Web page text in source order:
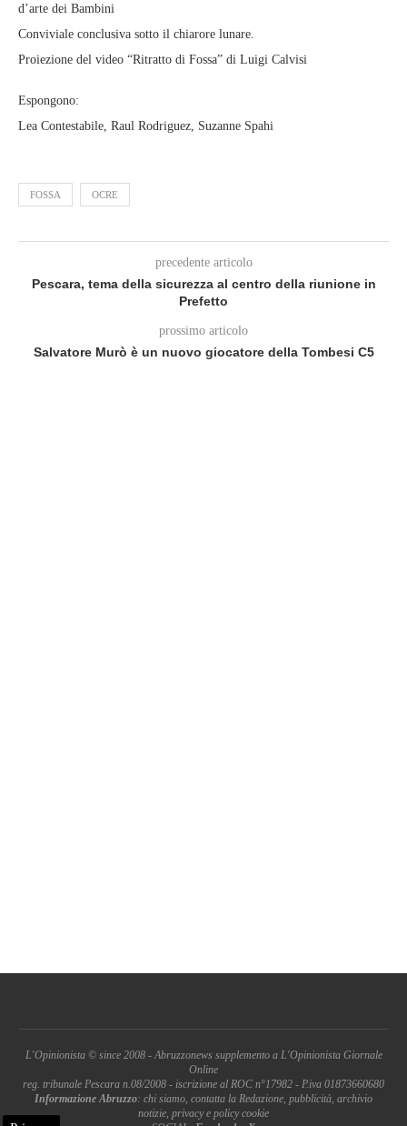
d’arte dei Bambini
Conviviale conclusiva sotto il chiarore lunare.
Proiezione del video “Ritratto di Fossa” di Luigi Calvisi
Espongono:
Lea Contestabile, Raul Rodriguez, Suzanne Spahi
FOSSA OCRE
precedente articolo
Pescara, tema della sicurezza al centro della riunione in
Prefetto
prossimo articolo
Salvatore Murò è un nuovo giocatore della Tombesi C5
L'Opinionista © since 2008 - Abruzzonews supplemento a L'Opinionista Giornale
Online
reg. tribunale Pescara n.08/2008 - iscrizione al ROC n°17982 - P.iva 01873660680
Informazione Abruzzo: chi siamo, contatta la Redazione, pubblicità, archivio
notizie, privacy e policy cookie